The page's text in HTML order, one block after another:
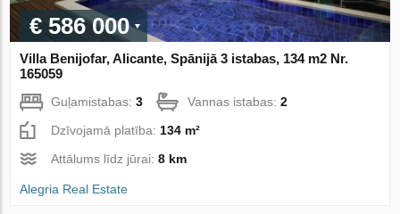
€ 586 000
Villa Benijofar, Alicante, Spānijā 3 istabas, 134 m2 Nr.
165059
Guļamistabas:3 Vannas istabas:2
Dzīvojamā platība: 134 m²
Attālums līdz jūrai:8 km
Alegria Real Estate